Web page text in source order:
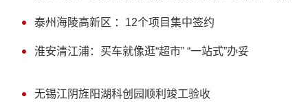
泰州海陵高新区 ：12个项目集中签约
淮安清江浦：买车就像逛“超市” “一站式”办妥
无锡江阴旌阳湖科创园顺利竣工验收